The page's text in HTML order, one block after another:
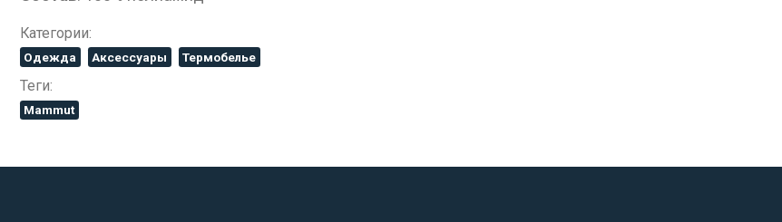
Категории:
Одежда Аксессуары Термобелье
Теги:
Mammut